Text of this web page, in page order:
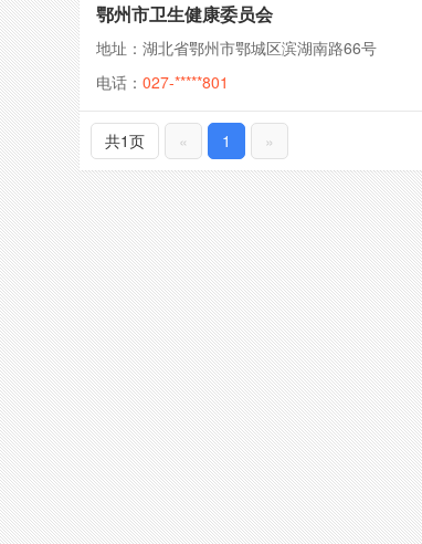
鄂州市卫生健康委员会
地址：湖北省鄂州市鄂城区滨湖南路66号
电话： 027-*****801
共1页 « 1 »